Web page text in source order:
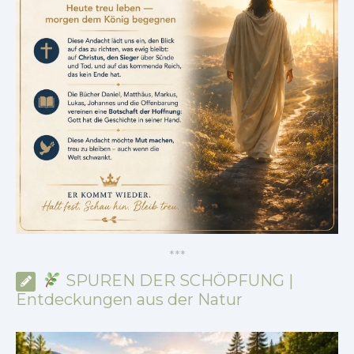
***
SPUREN DER SCHÖPFUNG |
Entdeckungen aus der Natur